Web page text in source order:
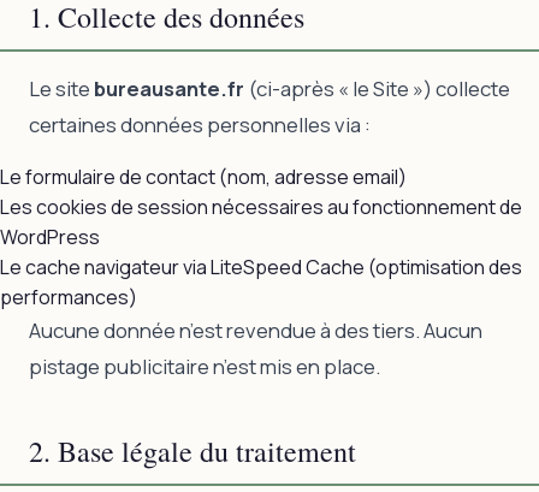
1. Collecte des données
Le site bureausante.fr (ci-après « le Site ») collecte
certaines données personnelles via :
Le formulaire de contact (nom, adresse email)
Les cookies de session nécessaires au fonctionnement de
WordPress
Le cache navigateur via LiteSpeed Cache (optimisation des
performances)
Aucune donnée n’est revendue à des tiers. Aucun
pistage publicitaire n’est mis en place.
2. Base légale du traitement